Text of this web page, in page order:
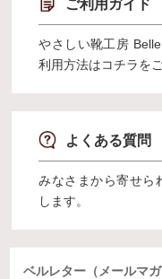
ご利用ガイド
やさしい靴工房
利用方法はコチラを
よくある質問
みなさまから寄せら
します。
ベルレター（メールマガ